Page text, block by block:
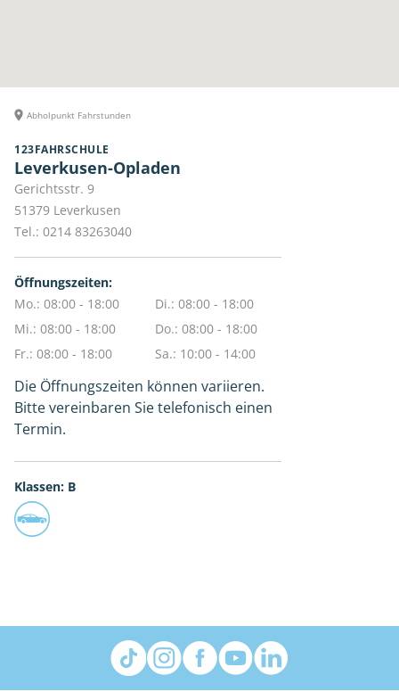
Abholpunkt Fahrstunden
123FAHRSCHULE
Leverkusen-Opladen
Gerichtsstr. 9
51379 Leverkusen
Tel.: 0214 83263040
Öffnungszeiten:
Mo.: 08:00 - 18:00
Di.: 08:00 - 18:00
Mi.: 08:00 - 18:00
Do.: 08:00 - 18:00
Fr.: 08:00 - 18:00
Sa.: 10:00 - 14:00
Die Öffnungszeiten können variieren.
Bitte vereinbaren Sie telefonisch einen
Termin.
Klassen: B